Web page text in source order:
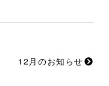
12月のお知らせ